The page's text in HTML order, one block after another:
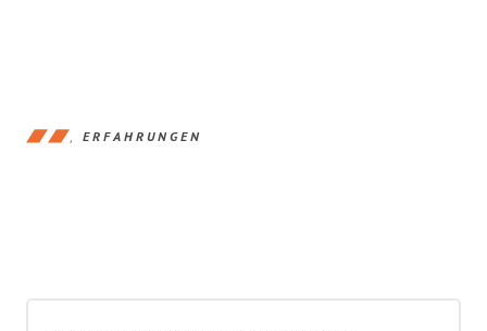
ERFAHRUNGEN